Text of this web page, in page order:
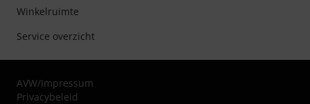
Winkelruimte
Service overzicht
AVW/Impressum
Privacybeleid